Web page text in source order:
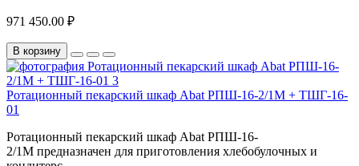
971 450.00 ₽
В корзину
Ротационный пекарский шкаф Abat РПШ-16-2/1М + ТШГ-16-
01
Ротационный пекарский шкаф Abat РПШ-16-
2/1М предназначен для приготовления хлебобулочных и